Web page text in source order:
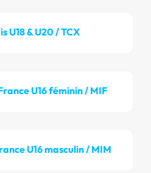
U18 & U20 / TCX
U16 féminin / MIF
U16 masculin / MIM